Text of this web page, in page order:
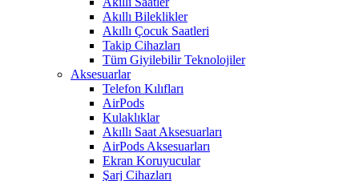
Akıllı Bileklikler
Akıllı Çocuk Saatleri
Takip Cihazları
Tüm Giyilebilir Teknolojiler
Aksesuarlar
Telefon Kılıfları
AirPods
Kulaklıklar
Akıllı Saat Aksesuarları
AirPods Aksesuarları
Ekran Koruyucular
Şarj Cihazları